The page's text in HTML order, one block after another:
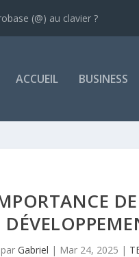
(@) au clavier ?
ACCUEIL BUSINESS
Gabriel | Mar 24, 2025 |